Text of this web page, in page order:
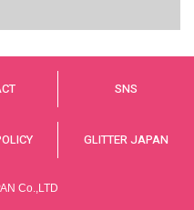
SNS
GLITTER JAPAN
Co.,LTD